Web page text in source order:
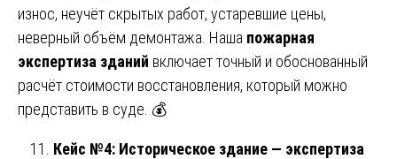
износ, неучёт скрытых работ, устаревшие цены,
неверный объём демонтажа. Наша пожарная
экспертиза зданий включает точный и обоснованный
расчёт стоимости восстановления, который можно
представить в суде. 💰
Кейс №4: Историческое здание — экспертиза